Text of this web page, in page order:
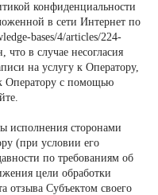
конфиденциальности
в сети Интернет по
bases/4/articles/224-
в случае несогласия
на услугу к Оператору,
Оператору с помощью
исполнения сторонами
(при условии его
по требованиям об
цели обработки
отзыва Субъектом своего